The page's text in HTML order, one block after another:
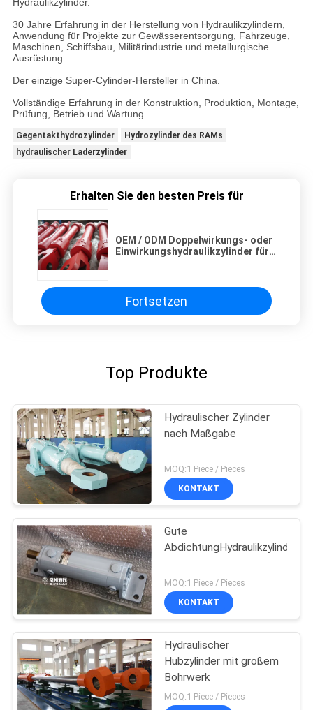
Hydraulikzylinder.
30 Jahre Erfahrung in der Herstellung von Hydraulikzylindern,
Anwendung für Projekte zur Gewässerentsorgung, Fahrzeuge,
Maschinen, Schiffsbau, Militärindustrie und metallurgische
Ausrüstung.
Der einzige Super-Cylinder-Hersteller in China.
Vollständige Erfahrung in der Konstruktion, Produktion, Montage,
Prüfung, Betrieb und Wartung.
Gegentakthydrozylinder
Hydrozylinder des RAMs
hydraulischer Laderzylinder
Erhalten Sie den besten Preis für
OEM / ODM Doppelwirkungs- oder
Einwirkungshydraulikzylinder für
Fortsetzen
Top Produkte
Hydraulischer Zylinder
nach Maßgabe
MOQ:1 Piece / Pieces
KONTAKT
Gute
AbdichtungHydraulikzylinder
MOQ:1 Piece / Pieces
KONTAKT
Hydraulischer
Hubzylinder mit großem
Bohrwerk
MOQ:1 Piece / Pieces